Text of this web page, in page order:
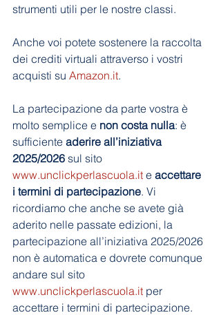
strumenti utili per le nostre classi.
Anche voi potete sostenere la raccolta
dei crediti virtuali attraverso i vostri
acquisti su Amazon.it.
La partecipazione da parte vostra è
molto semplice e non costa nulla: è
sufficiente aderire all’iniziativa
2025/2026 sul sito
www.unclickperlascuola.it e accettare
i termini di partecipazione. Vi
ricordiamo che anche se avete già
aderito nelle passate edizioni, la
partecipazione all’iniziativa 2025/2026
non è automatica e dovrete comunque
andare sul sito
www.unclickperlascuola.it per
accettare i termini di partecipazione.